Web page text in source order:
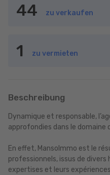
44 zu verkaufen
1 zu vermieten
Beschreibung
Dynamique et responsable,
approfondies dans le domaine
En effet, MansoImmo est le
professionnels, issus de
expertises et leurs expériences